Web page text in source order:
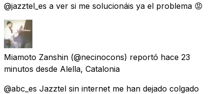
@jazztel_es a ver si me solucionáis ya el problema 😡
Miamoto Zanshin (@necinocons) reportó hace 23
minutos desde Alella, Catalonia
@abc_es Jazztel sin internet me han dejado colgado